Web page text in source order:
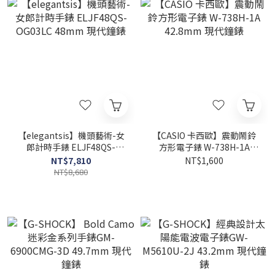
【elegantsis】機頭藝術-女
郎計時手錶 ELJF48QS-
OG03LC 48mm 現代鐘錶
NT$7,810
NT$8,680
【CASIO 卡西歐】震動鬧鈴
方形電子錶 W-738H-1A
42.8mm 現代鐘錶
NT$1,600